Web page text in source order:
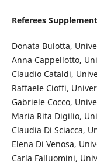
Referees
Donata Bulotta,
Anna Cappellotto,
Claudio Cataldi,
Raffaele Cioffi,
Gabriele Cocco,
Maria Rita Digilio,
Claudia Di Sciacca,
Elena Di Venosa,
Carla Falluomini,